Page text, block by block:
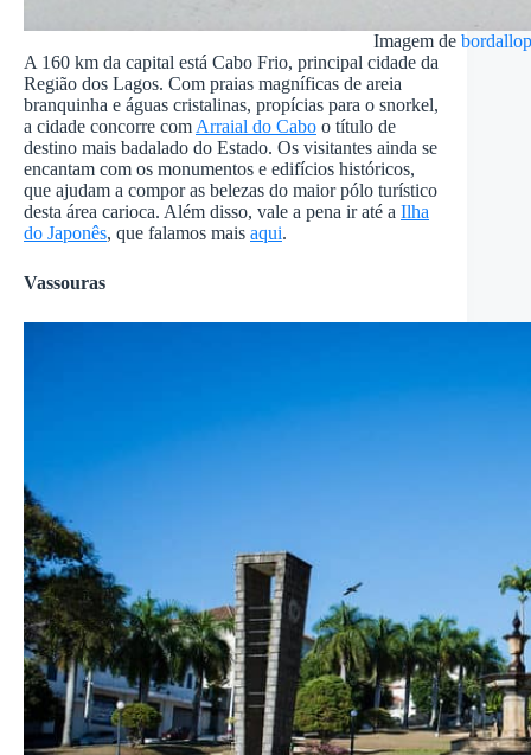
Imagem de
A 160 km da capital está Cabo Frio, principal cidade da
Região dos Lagos. Com praias magníficas de areia
branquinha e águas cristalinas, propícias para o snorkel,
a cidade concorre com Arraial do Cabo o título de
destino mais badalado do Estado. Os visitantes ainda se
encantam com os monumentos e edifícios históricos,
que ajudam a compor as belezas do maior pólo turístico
desta área carioca. Além disso, vale a pena ir até a Ilha
do Japonês, que falamos mais aqui.
Vassouras